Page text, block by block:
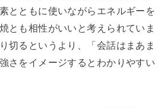
とともに使いながらエネルギーを
とも相性がいいと考えられていま
切るというより、「会話はまあま
さをイメージするとわかりやすい